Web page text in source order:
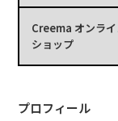
Creema オンライ
ショップ
プロフィール